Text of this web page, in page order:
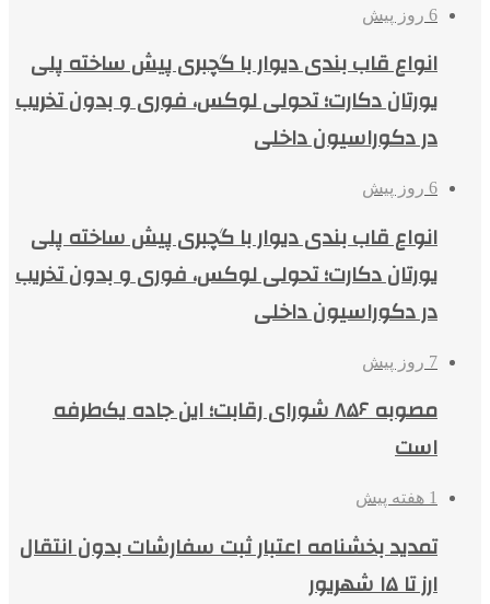
6 روز پیش
انواع قاب بندی دیوار با گچبری پیش ساخته پلی
یورتان دکارت؛ تحولی لوکس، فوری و بدون تخریب
در دکوراسیون داخلی
6 روز پیش
انواع قاب بندی دیوار با گچبری پیش ساخته پلی
یورتان دکارت؛ تحولی لوکس، فوری و بدون تخریب
در دکوراسیون داخلی
7 روز پیش
مصوبه ۸۵۶ شورای رقابت؛ این جاده یک‌طرفه
است
1 هفته پیش
تمدید بخشنامه اعتبار ثبت سفارشات بدون انتقال
ارز تا ۱۵ شهریور